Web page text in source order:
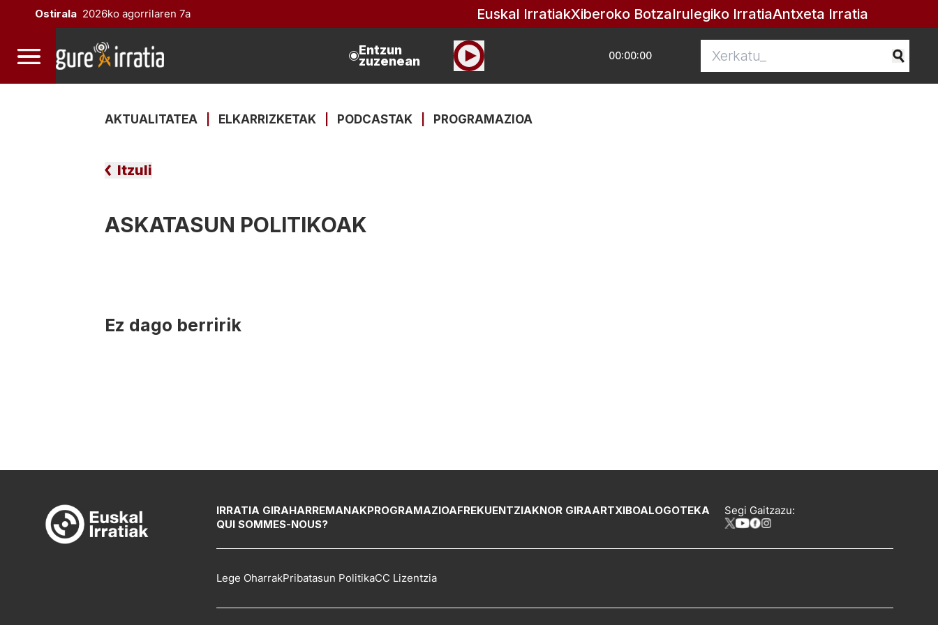
Ostirala 2026ko agorrilaren 7a Euskal IrratiakXiberoko BotzaIrulegiko IrratiaAntxeta Irratia
Entzun
zuzenean 00:00:00
AKTUALITATEA ELKARRIZKETAK PODCASTAK PROGRAMAZIOA
Itzuli
ASKATASUN POLITIKOAK
Ez dago berririk
IRRATIA GIRAHARREMANAKPROGRAMAZIOAFREKUENTZIAKNOR GIRAARTXIBOALOGOTEKA
QUI SOMMES-NOUS?
Segi Gaitzazu:
Lege OharrakPribatasun PolitikaCC Lizentzia